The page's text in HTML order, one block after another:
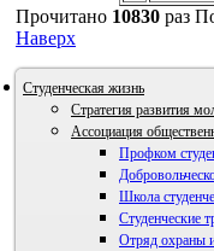
Прочитано 10830 раз
Наверх
Студенческая жизнь
Стратегия развития
Ассоциация
Профком
Школа
Студенческие
Отряд охраны